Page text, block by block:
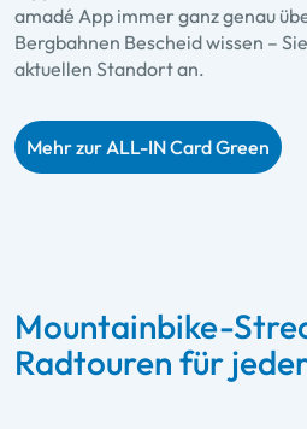
amadé App immer ganz genau
Bergbahnen Bescheid wissen –
aktuellen Standort an.
Mehr zur ALL-IN Card Green
Mountainbike-
Radtouren für